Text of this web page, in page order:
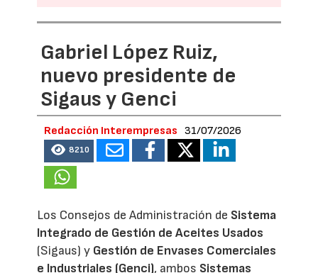
Gabriel López Ruiz,
nuevo presidente de
Sigaus y Genci
Redacción Interempresas 31/07/2026
8210
Los Consejos de Administración de Sistema
Integrado de Gestión de Aceites Usados
(Sigaus) y Gestión de Envases Comerciales
e Industriales (Genci), ambos Sistemas